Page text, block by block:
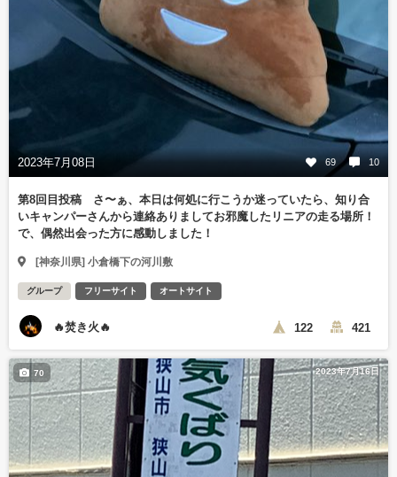
2023年7月08日 69 10
第8回目投稿 さ〜ぁ、本日は何処に行こうか迷っていたら、知り合
いキャンパーさんから連絡ありましてお邪魔したリニアの走る場所！
で、偶然出会った方に感動しました！
[神奈川県] 小倉橋下の河川敷
グループ フリーサイト オートサイト
🔥焚き火🔥 122 421
2023年7月16日
70